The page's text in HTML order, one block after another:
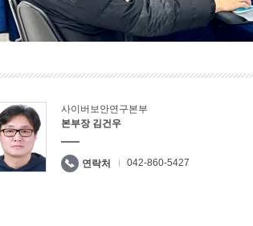
사이버보안연구본부
본부장 김건우
연락처 042-860-5427